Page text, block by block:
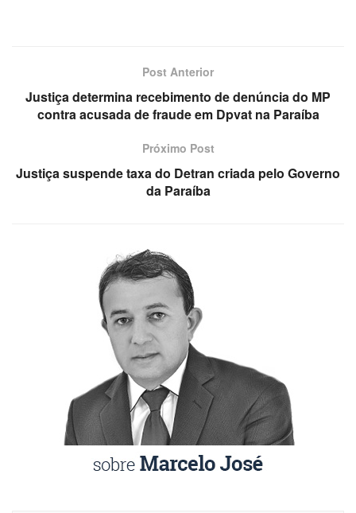
Post Anterior
Justiça determina recebimento de denúncia do MP
contra acusada de fraude em Dpvat na Paraíba
Próximo Post
Justiça suspende taxa do Detran criada pelo Governo
da Paraíba